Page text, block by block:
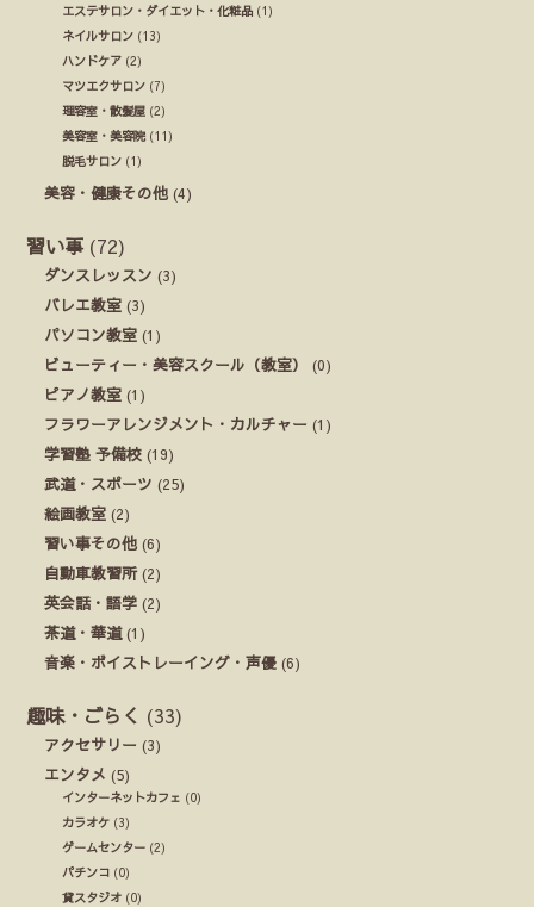
エステサロン・ダイエット・化粧品 (1)
ネイルサロン (13)
ハンドケア (2)
マツエクサロン (7)
理容室・散髪屋 (2)
美容室・美容院(11)
脱毛サロン (1)
美容・健康その他 (4)
習い事 (72)
ダンスレッスン (3)
バレエ教室 (3)
パソコン教室 (1)
ビューティー・美容スクール（教室）
(0)
ピアノ教室 (1)
フラワーアレンジメント・カルチャー (1)
学習塾 予備校 (19)
武道・スポーツ (25)
絵画教室 (2)
習い事その他 (6)
自動車教習所(2)
英会話・語学 (2)
茶道・華道(1)
音楽・ボイストレーイング・声優 (6)
趣味・ごらく (33)
アクセサリー (3)
エンタメ (5)
インターネットカフェ (0)
カラオケ (3)
ゲームセンター (2)
パチンコ (0)
貸スタジオ (0)